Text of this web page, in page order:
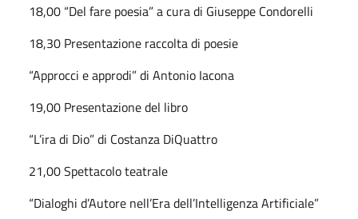
18,00 “Del fare poesia” a cura di Giuseppe Condorelli
18,30 Presentazione raccolta di poesie
“Approcci e approdi” di Antonio Iacona
19,00 Presentazione del libro
“L’ira di Dio” di Costanza DiQuattro
21,00 Spettacolo teatrale
“Dialoghi d’Autore nell’Era dell’Intelligenza Artificiale”